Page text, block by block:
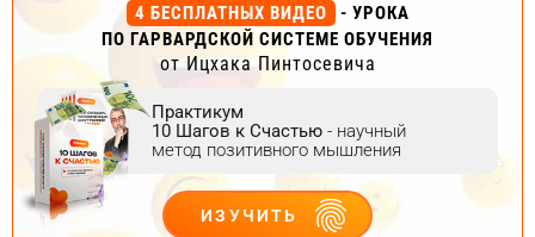
4 БЕСПЛАТНЫХ ВИДЕО
- УРОКА
ПО ГАРВАРДСКОЙ СИСТЕМЕ ОБУЧЕНИЯ
от Ицхака Пинтосевича
Практикум
10 Шагов к Счастью - научный
метод позитивного мышления
ИЗУЧИТЬ